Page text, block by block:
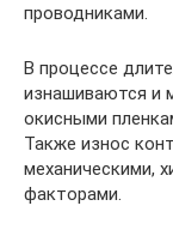
проводниками.
В процессе
изнашиваются и
окисными
Также износ
механическими,
факторами.